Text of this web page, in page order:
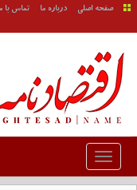
صفحه اصلی درباره ما تماس با ما